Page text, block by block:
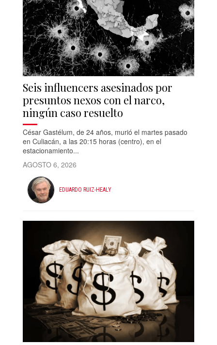
Seis influencers asesinados por
presuntos nexos con el narco,
ningún caso resuelto
César Gastélum, de 24 años, murió el martes pasado
en Culiacán, a las 20:15 horas (centro), en el
estacionamiento...
AGOSTO 6, 2026
EDUARDO RUIZ-HEALY